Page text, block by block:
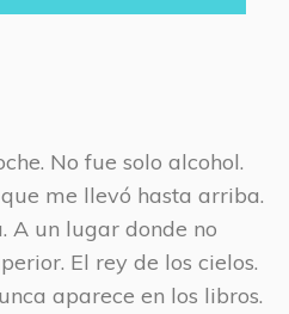
No fue solo alcohol.
me llevó hasta arriba.
A un lugar donde no
El rey de los cielos.
aparece en los libros.